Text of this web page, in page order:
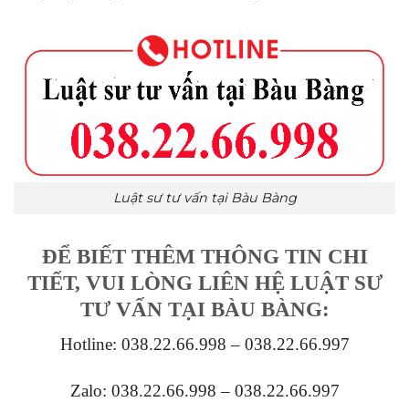
Luật sư tư vấn tại Bàu Bàng
ĐỂ BIẾT THÊM THÔNG TIN CHI
TIẾT, VUI LÒNG LIÊN HỆ LUẬT SƯ
TƯ VẤN TẠI BÀU BÀNG:
Hotline: 038.22.66.998 – 038.22.66.997
Zalo: 038.22.66.998 – 038.22.66.997